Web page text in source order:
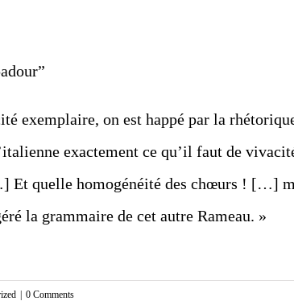
exemplaire, on est happé par la
exactement ce qu’il faut de
Et quelle homogénéité des chœurs ! […]
la grammaire de cet autre Rameau. »
0 Comments